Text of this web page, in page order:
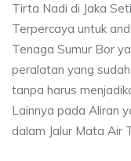
Tirta Nadi di Jaka
Terpercaya untuk
Tenaga Sumur Bor
peralatan yang
tanpa harus
Lainnya pada Aliran
dalam Jalur Mata Air